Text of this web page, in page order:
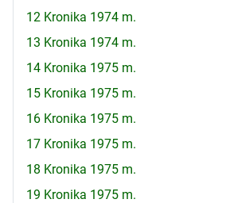
12 Kronika 1974 m.
13 Kronika 1974 m.
14 Kronika 1975 m.
15 Kronika 1975 m.
16 Kronika 1975 m.
17 Kronika 1975 m.
18 Kronika 1975 m.
19 Kronika 1975 m.